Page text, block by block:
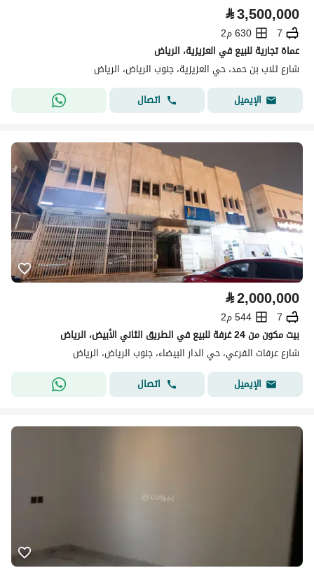
⃁3,500,000
7
630 م2
عماة تجارية للبيع في العزيزية، الرياض
شارع ثلاب بن حمد، حي العزيزية، جنوب الرياض، الرياض
الإيميل
اتصال
⃁2,000,000
7
544 م2
بيت مكون من 24 غرفة للبيع في الطريق الثاني الأبيض، الرياض
شارع عرفات الفرعي، حي الدار البيضاء، جنوب الرياض، الرياض
الإيميل
اتصال